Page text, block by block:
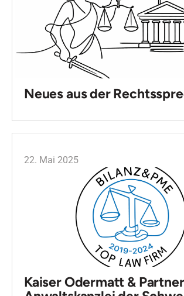
Neues aus der
22. Mai 2025
Kaiser Odermatt &